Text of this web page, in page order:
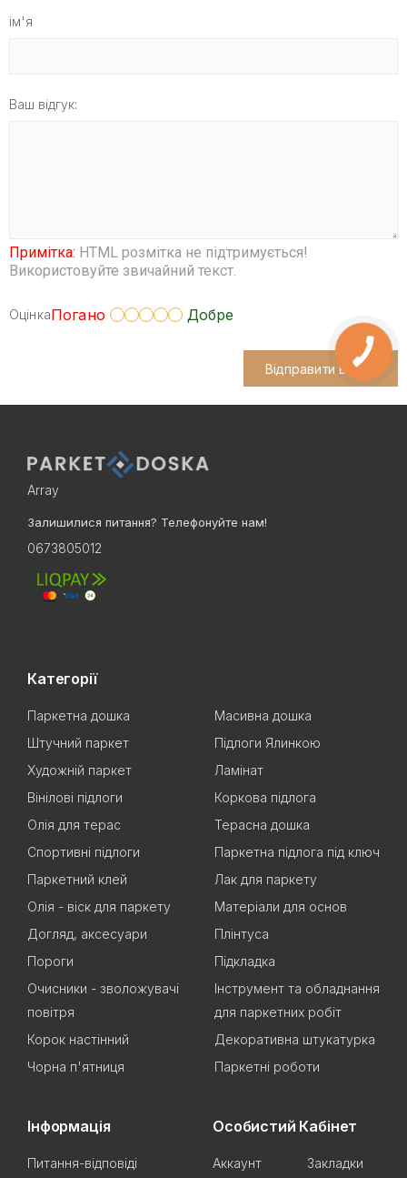
ім'я
Ваш відгук:
Примітка: HTML розмітка не підтримується!
Використовуйте звичайний текст.
ОцінкаПогано Добре
Відправити відгук
Array
Залишилися питання? Телефонуйте нам!
0673805012
Категорії
Паркетна дошка
Масивна дошка
Штучний паркет
Підлоги Ялинкою
Художній паркет
Ламінат
Вінілові підлоги
Коркова підлога
Олія для терас
Терасна дошка
Спортивні підлоги
Паркетна підлога під ключ
Паркетний клей
Лак для паркету
Олія - віск для паркету
Матеріали для основ
Догляд, аксесуари
Плінтуса
Пороги
Підкладка
Очисники - зволожувачі
повітря
Інструмент та обладнання
для паркетних робіт
Корок настінний
Декоративна штукатурка
Чорна п'ятниця
Паркетні роботи
Інформація
Питання-відповіді
Особистий Кабінет
Аккаунт Закладки